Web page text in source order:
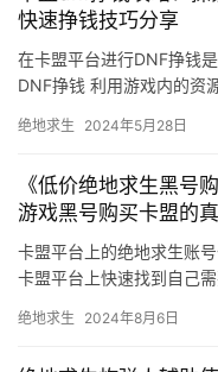
快速挣钱技巧分享
在卡盟平台进行DNF挣钱
DNF挣钱 利用游戏内的资
绝地求生 2024年5月28日
《低价绝地求生黑号
游戏黑号购买卡盟的
卡盟平台上的绝地求生账
卡盟平台上快速找到自己
绝地求生 2024年8月6日